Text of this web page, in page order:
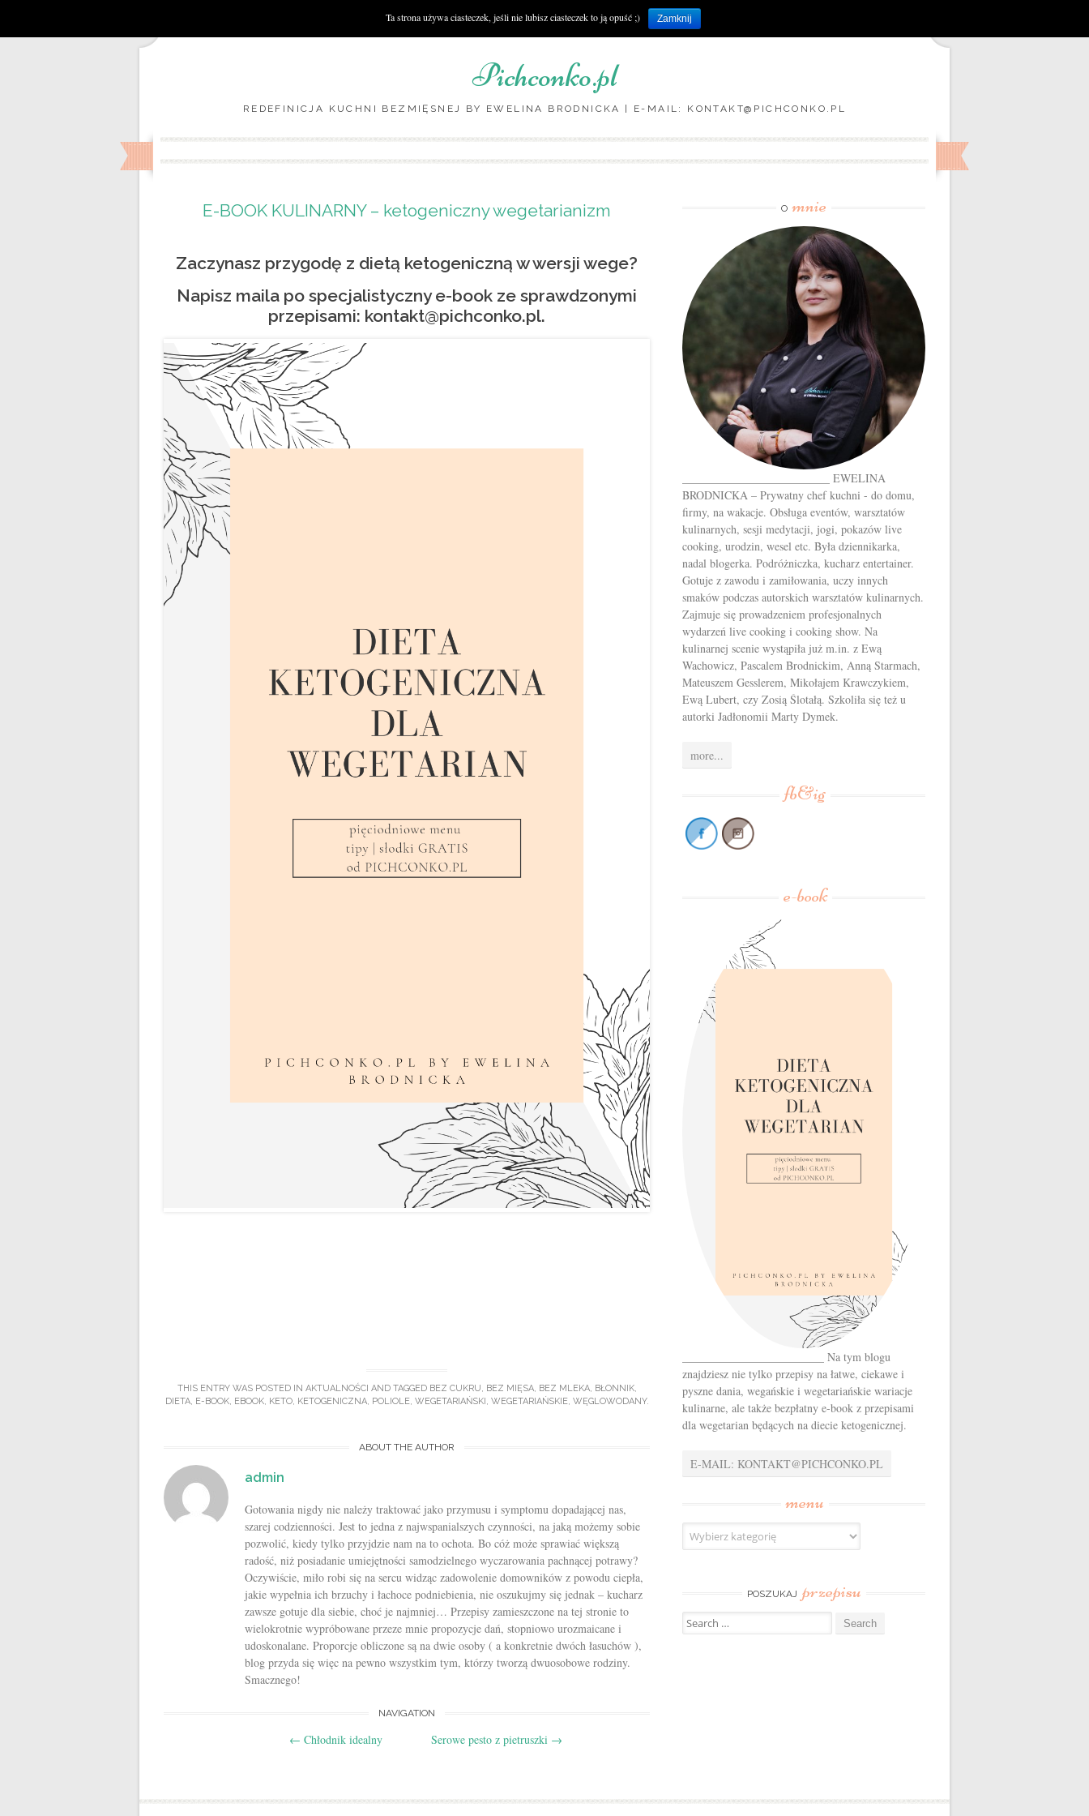
Pichconko.pl
REDEFINICJA KUCHNI BEZMIĘSNEJ BY EWELINA BRODNICKA | E-MAIL: KONTAKT@PICHCONKO.PL
E-BOOK KULINARNY – ketogeniczny wegetarianizm
Zaczynasz przygodę z dietą ketogeniczną w wersji wege?
Napisz maila po specjalistyczny e-book ze sprawdzonymi
przepisami: kontakt@pichconko.pl.
THIS ENTRY WAS POSTED IN AKTUALNOŚCI AND TAGGED BEZ CUKRU, BEZ MIĘSA, BEZ MLEKA, BŁONNIK,
DIETA, E-BOOK, EBOOK, KETO, KETOGENICZNA, POLIOLE, WEGETARIAŃSKI , WEGETARIAŃSKIE, WĘGLOWODANY.
ABOUT THE AUTHOR
admin
Gotowania nigdy nie należy traktować jako przymusu i symptomu dopadającej nas,
szarej codzienności. Jest to jedna z najwspanialszych czynności, na jaką możemy sobie
pozwolić, kiedy tylko przyjdzie nam na to ochota. Bo cóż może sprawiać większą
radość, niż posiadanie umiejętności samodzielnego wyczarowania pachnącej potrawy?
Oczywiście, miło robi się na sercu widząc zadowolenie domowników z powodu ciepła,
jakie wypełnia ich brzuchy i łachoce podniebienia, nie oszukujmy się jednak – kucharz
zawsze gotuje dla siebie, choć je najmniej… Przepisy zamieszczone na tej stronie to
wielokrotnie wypróbowane przeze mnie propozycje dań, stopniowo urozmaicane i
udoskonalane. Proporcje obliczone są na dwie osoby ( a konkretnie dwóch łasuchów ),
blog przyda się więc na pewno wszystkim tym, którzy tworzą dwuosobowe rodziny.
Smacznego!
Post navigation
NAVIGATION
← Chłodnik idealny Serowe pesto z pietruszki →
O mnie
__________________________ EWELINA
BRODNICKA – Prywatny chef kuchni - do domu,
firmy, na wakacje. Obsługa eventów, warsztatów
kulinarnych, sesji medytacji, jogi, pokazów live
cooking, urodzin, wesel etc. Była dziennikarka,
nadal blogerka. Podróżniczka, kucharz entertainer.
Gotuje z zawodu i zamiłowania, uczy innych
smaków podczas autorskich warsztatów kulinarnych.
Zajmuje się prowadzeniem profesjonalnych
wydarzeń live cooking i cooking show. Na
kulinarnej scenie wystąpiła już m.in. z Ewą
Wachowicz, Pascalem Brodnickim, Anną Starmach,
Mateuszem Gesslerem, Mikołajem Krawczykiem,
Ewą Lubert, czy Zosią Ślotałą. Szkoliła się też u
autorki Jadłonomii Marty Dymek.
more...
fb&ig
e-book
_________________________ Na tym blogu
znajdziesz nie tylko przepisy na łatwe, ciekawe i
pyszne dania, wegańskie i wegetariańskie wariacje
kulinarne, ale także bezpłatny e-book z przepisami
dla wegetarian będących na diecie ketogenicznej.
E-MAIL: KONTAKT@PICHCONKO.PL
menu
menu
POSZUKAJ przepisu
Search for:
Ta strona używa ciasteczek, jeśli nie lubisz ciasteczek to ją opuść ;) Zamknij